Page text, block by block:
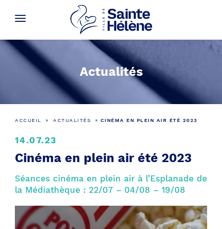
Actualités
ACCUEIL » ACTUALITÉS » CINÉMA EN PLEIN AIR ÉTÉ 2023
14.07.23
Cinéma en plein air été 2023
Séances cinéma en plein air à l’Esplanade de
la Médiathèque : 22/07 – 04/08 – 19/08